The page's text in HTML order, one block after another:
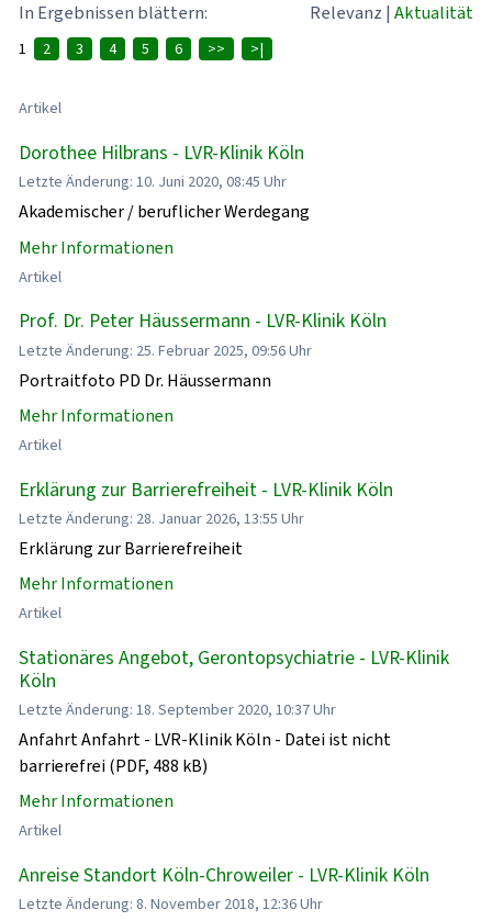
In Ergebnissen blättern:
Relevanz | Aktualität
1 2 3 4 5 6 >> >|
Artikel
Dorothee Hilbrans - LVR-Klinik Köln
Letzte Änderung: 10. Juni 2020, 08:45 Uhr
Akademischer / beruflicher Werdegang
Mehr Informationen
Artikel
Prof. Dr. Peter Häussermann - LVR-Klinik Köln
Letzte Änderung: 25. Februar 2025, 09:56 Uhr
Portraitfoto PD Dr. Häussermann
Mehr Informationen
Artikel
Erklärung zur Barrierefreiheit - LVR-Klinik Köln
Letzte Änderung: 28. Januar 2026, 13:55 Uhr
Erklärung zur Barrierefreiheit
Mehr Informationen
Artikel
Stationäres Angebot, Gerontopsychiatrie - LVR-Klinik
Köln
Letzte Änderung: 18. September 2020, 10:37 Uhr
Anfahrt Anfahrt - LVR-Klinik Köln - Datei ist nicht
barrierefrei (PDF, 488 kB)
Mehr Informationen
Artikel
Anreise Standort Köln-Chroweiler - LVR-Klinik Köln
Letzte Änderung: 8. November 2018, 12:36 Uhr